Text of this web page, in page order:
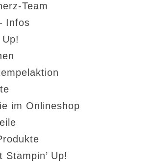
Team
Infos
im Onlineshop
Up!